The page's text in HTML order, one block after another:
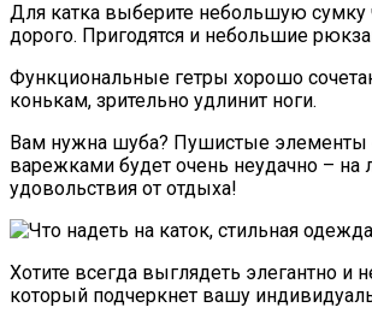
Для катка выберите небольшую сумку
дорого. Пригодятся и небольшие
Функциональные гетры хорошо
конькам, зрительно удлинит ноги.
Вам нужна шуба? Пушистые элементы
варежками будет очень неудачно – на
удовольствия от отдыха!
Хотите всегда выглядеть элегантно и
который подчеркнет вашу